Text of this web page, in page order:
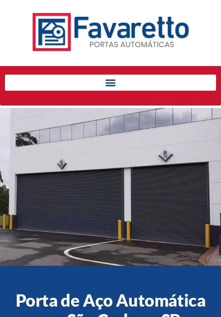
Início
Produtos
Automatizadores
Acessórios Para Portas de
Enrolar
Pintura eletrostática
Portfólio
Contato
Acessórios
Porta de Aço Automática